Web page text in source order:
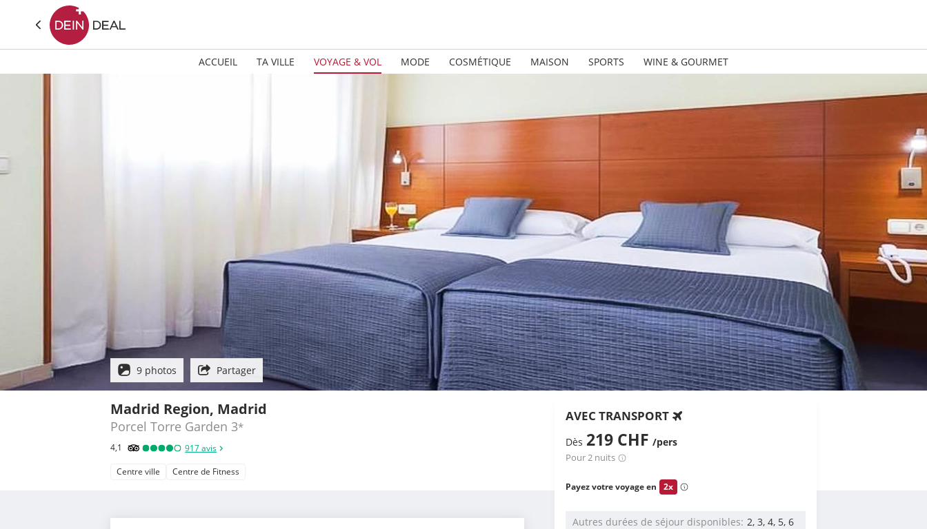
ACCUEIL TA VILLE VOYAGE & VOL MODE COSMÉTIQUE MAISON SPORTS WINE & GOURMET
9 photos Partager
Madrid Region, Madrid
Porcel Torre Garden 3*
4,1 917avis
Centre ville Centre de Fitness
AVEC TRANSPORT
Dès 219 CHF /pers
Pour 2 nuits
Payez votre voyage en 2x
Autres durées de séjour disponibles 2, 3, 4, 5, 6